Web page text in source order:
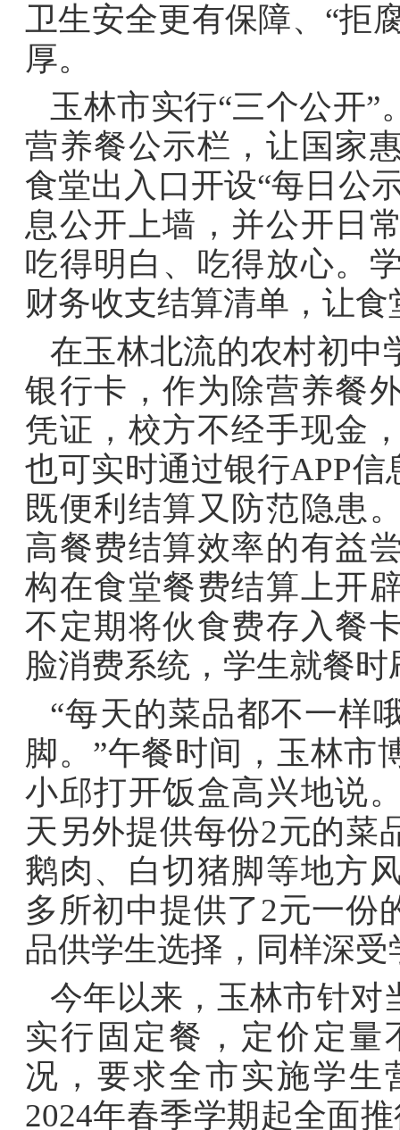
卫生安全更有保障、“拒
厚。
玉林市实行“三个公开
营养餐公示栏，让国家
食堂出入口开设“每日公
息公开上墙，并公开日
吃得明白、吃得放心。
财务收支结算清单，让
在玉林北流的农村初中
银行卡，作为除营养餐
凭证，校方不经手现金
也可实时通过银行APP
既便利结算又防范隐患
高餐费结算效率的有益
构在食堂餐费结算上开
不定期将伙食费存入 餐
脸消费系统，学生就餐
“每天的菜品都不一样
脚。”午餐时间，玉林市
小邱打开饭盒高兴地说
天另外提供每份2元的菜
鹅肉、白切猪脚等地方
多所初中提供了2元一份
品供学生选择，同样深受
今年以来，玉林市针对
实行固定餐 ，定价定
况，要求全市实施学生
2024年春季学期起全面